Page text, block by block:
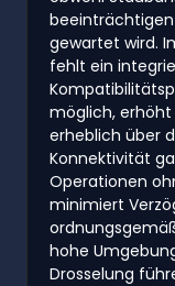
gewartet wird.
fehlt ein
möglich,
erheblich über
Konnektivität
Operationen
minimiert
hohe
Drosselung